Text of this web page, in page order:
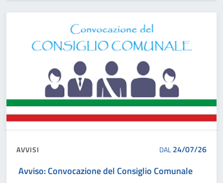
AVVISI DAL24/07/26
Avviso: Convocazione del Consiglio Comunale